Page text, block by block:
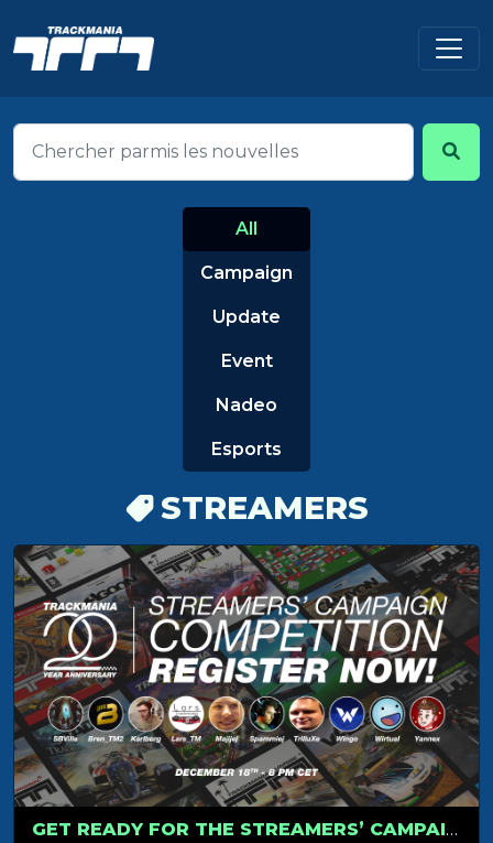
All
Campaign
Update
Event
Nadeo
Esports
STREAMERS
GET READY FOR THE STREAMERS’ CAMPAIGN TOURNAMENT ON DECEMBER 18!